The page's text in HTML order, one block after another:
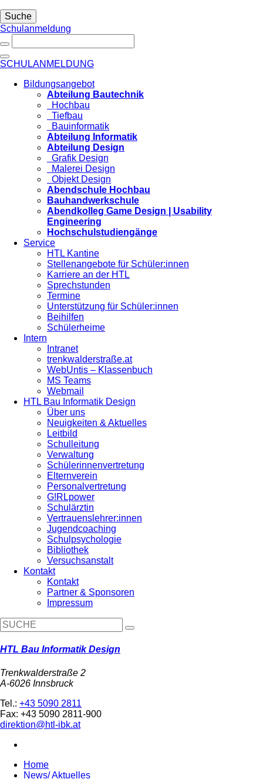
Suche
Schulanmeldung
SCHULANMELDUNG
Bildungsangebot
Abteilung Bautechnik
Hochbau
Tiefbau
Bauinformatik
Abteilung Informatik
Abteilung Design
Grafik Design
Malerei Design
Objekt Design
Abendschule Hochbau
Bauhandwerkschule
Abendkolleg Game Design | Usability
Engineering
Hochschulstudiengänge
Service
HTL Kantine
Stellenangebote für Schüler:innen
Karriere an der HTL
Sprechstunden
Termine
Unterstützung für Schüler:innen
Beihilfen
Schülerheime
Intern
Intranet
trenkwalderstraße.at
WebUntis – Klassenbuch
MS Teams
Webmail
HTL Bau Informatik Design
Über uns
Neuigkeiten & Aktuelles
Leitbild
Schulleitung
Verwaltung
Schülerinnenvertretung
Elternverein
Personalvertretung
G!RLpower
Schulärztin
Vertrauenslehrer:innen
Jugendcoaching
Schulpsychologie
Bibliothek
Versuchsanstalt
Kontakt
Kontakt
Partner & Sponsoren
Impressum
HTL Bau Informatik Design
Trenkwalderstraße 2
A-6026 Innsbruck
Tel.: +43 5090 2811
Fax: +43 5090 2811-900
direktion@htl-ibk.at
Home
News/ Aktuelles